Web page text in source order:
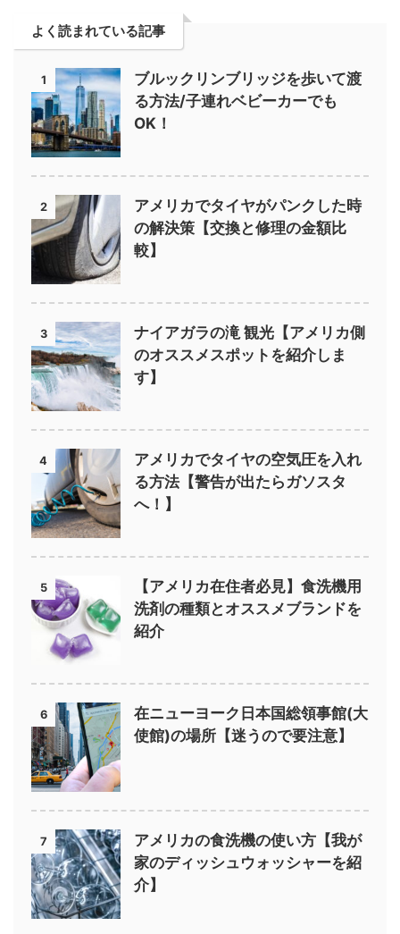
よく読まれている記事
1
ブルックリンブリッジを歩いて渡
る方法/子連れベビーカーでも
OK！
2
アメリカでタイヤがパンクした時
の解決策【交換と修理の金額比
較】
3
ナイアガラの滝 観光【アメリカ側
のオススメスポットを紹介しま
す】
4
アメリカでタイヤの空気圧を入れ
る方法【警告が出たらガソスタ
へ！】
5
【アメリカ在住者必見】食洗機用
洗剤の種類とオススメブランドを
紹介
6
在ニューヨーク日本国総領事館(大
使館)の場所【迷うので要注意】
7
アメリカの食洗機の使い方【我が
家のディッシュウォッシャーを紹
介】